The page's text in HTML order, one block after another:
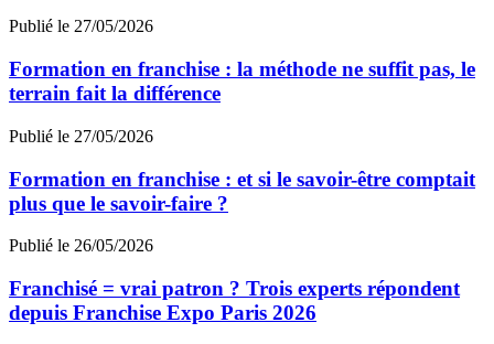
Publié le 27/05/2026
Formation en franchise : la méthode ne suffit pas, le
terrain fait la différence
Publié le 27/05/2026
Formation en franchise : et si le savoir-être comptait
plus que le savoir-faire ?
Publié le 26/05/2026
Franchisé = vrai patron ? Trois experts répondent
depuis Franchise Expo Paris 2026